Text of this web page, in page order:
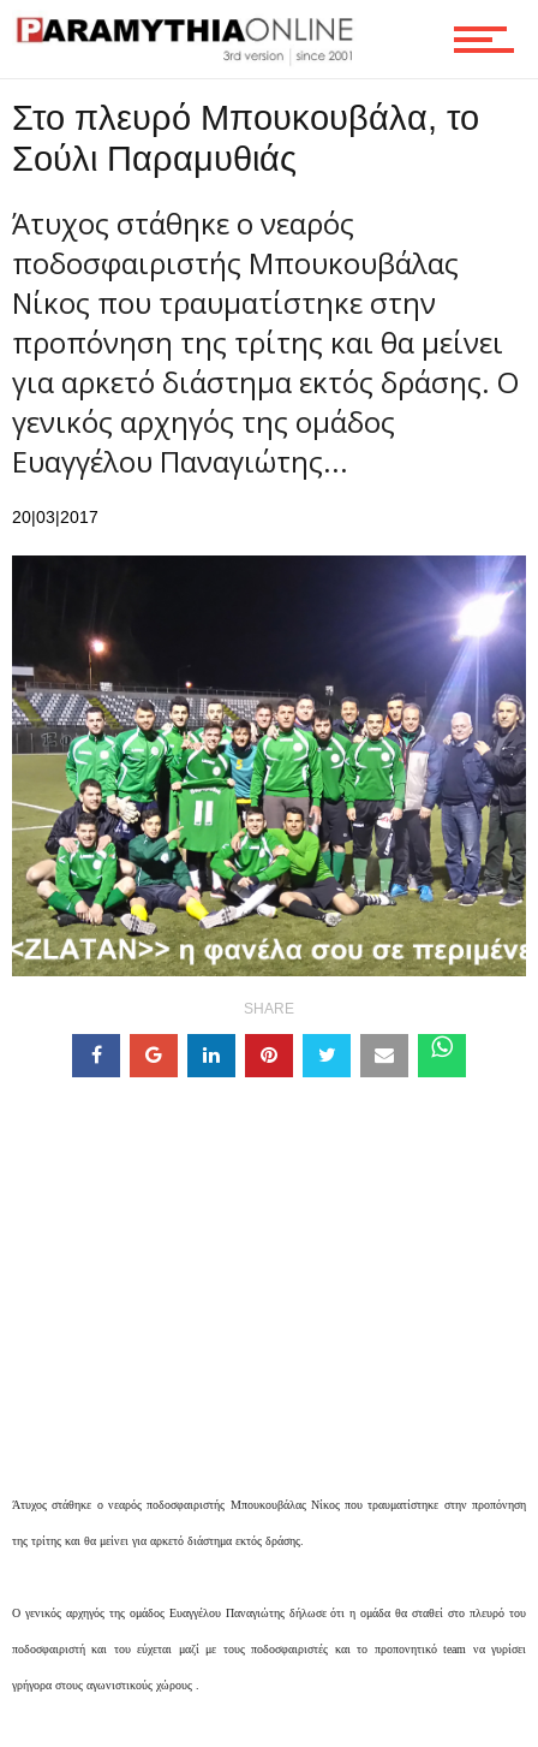
Οικονομία
Τεχνολογία
Ροή
Επικοινωνία
Στο πλευρό Μπουκουβάλα, το
Σούλι Παραμυθιάς
Άτυχος στάθηκε ο νεαρός
ποδοσφαιριστής Μπουκουβάλας
Νίκος που τραυματίστηκε στην
προπόνηση της τρίτης και θα μείνει
για αρκετό διάστημα εκτός δράσης. Ο
γενικός αρχηγός της ομάδος
Ευαγγέλου Παναγιώτης...
20|03|2017
SHARE
Άτυχος στάθηκε ο νεαρός ποδοσφαιριστής Μπουκουβάλας Νίκος που τραυματίστηκε στην προπόνηση
της τρίτης και θα μείνει για αρκετό διάστημα εκτός δράσης.
Ο γενικός αρχηγός της ομάδος Ευαγγέλου Παναγιώτης δήλωσε ότι η ομάδα θα σταθεί στο πλευρό του
ποδοσφαιριστή και του εύχεται μαζί με τους ποδοσφαιριστές και το προπονητικό team να γυρίσει
γρήγορα στους αγωνιστικούς χώρους .